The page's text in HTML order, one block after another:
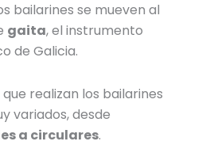
bailarines se mueven al
gaita, el instrumento
de Galicia.
realizan los bailarines
variados, desde
a circulares.